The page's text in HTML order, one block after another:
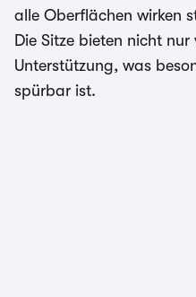
alle Oberflächen wirken
Die Sitze bieten nicht
Unterstützung, was
spürbar ist.